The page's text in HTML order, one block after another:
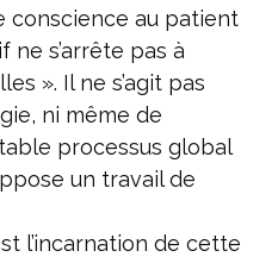
conscience au patient
ne s’arrête pas à
». Il ne s’agit pas
ni même de
processus global
un travail de
l’incarnation de cette